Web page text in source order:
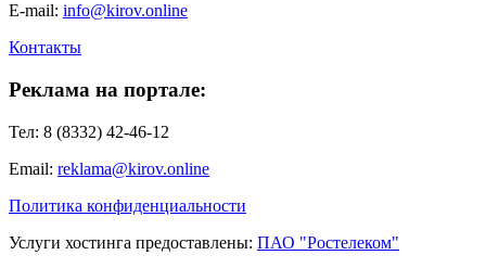
E-mail: info@kirov.online
Контакты
Реклама на портале:
Тел: 8 (8332) 42-46-12
Email: reklama@kirov.online
Политика конфиденциальности
Услуги хостинга предоставлены: ПАО "Ростелеком"